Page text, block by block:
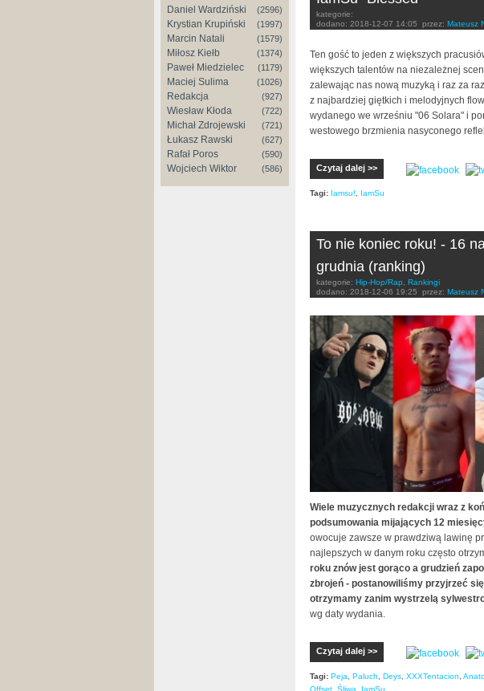
Daniel Wardziński (2596)
Krystian Krupiński (1997)
Marcin Natali (1579)
Miłosz Kiełb (1374)
Paweł Miedzielec (1179)
Maciej Sulima (1026)
Redakcja (927)
Wiesław Kłoda (722)
Michał Zdrojewski (721)
Łukasz Rawski (627)
Rafał Poros (590)
Wojciech Wiktor (586)
kategorie:
dodano: 2018-12-07 14:05 przez: Mateusz
Ten gość to jeden z większych
większych talentów na niezależnej
zalewając nas nową muzyką i raz za
z najbardziej giętkich i melodyjnych
wydanego we wrześniu "06 Solara" i
westowego brzmienia nasyconego
Czytaj dalej >>
Tagi: Iamsu! IamSu
To nie koniec roku! - 16
grudnia (ranking)
kategorie: Hip-Hop/Rap
Rankingi
dodano: 2018-12-06 19:25 przez: Mateusz
Wiele muzycznych redakcji wraz z
podsumowania mijających 12
owocuje zawsze w prawdziwą lawinę
najlepszych w danym roku często
roku znów jest gorąco a grudzień
zbrojeń - postanowiliśmy przyjrzeć
otrzymamy zanim wystrzelą
wg daty wydania.
Czytaj dalej >>
Tagi: Peja Paluch Deys XXXTentacion
Offset Śliwa IamSu